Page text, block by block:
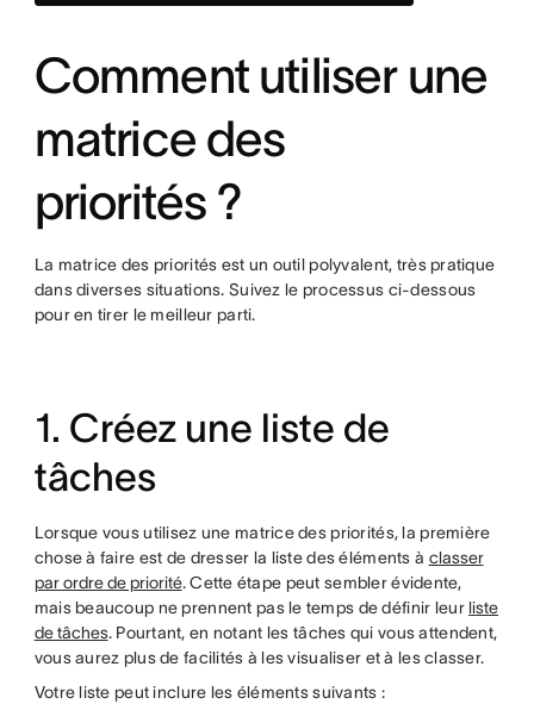
Comment utiliser une
matrice des
priorités ?
La matrice des priorités est un outil polyvalent, très pratique
dans diverses situations. Suivez le processus ci-dessous
pour en tirer le meilleur parti.
1. Créez une liste de
tâches
Lorsque vous utilisez une matrice des priorités, la première
chose à faire est de dresser la liste des éléments à classer
par ordre de priorité. Cette étape peut sembler évidente,
mais beaucoup ne prennent pas le temps de définir leur liste
de tâches. Pourtant, en notant les tâches qui vous attendent,
vous aurez plus de facilités à les visualiser et à les classer.
Votre liste peut inclure les éléments suivants :